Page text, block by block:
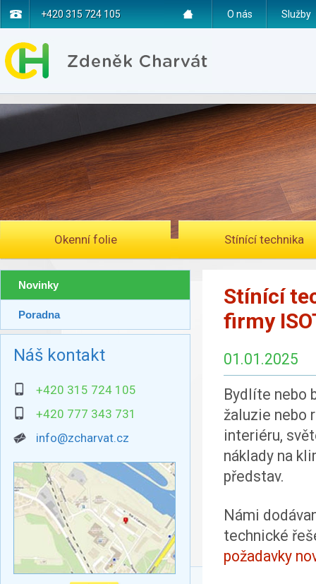
O nás Služby
+420 315 724 105
Okenní folie Stínící technika
Novinky
Poradna
Náš kontakt
+420 315 724 105
+420 777 343 731
info@zcharvat.cz
Stínící
firmy
01.01.2025
Bydlíte nebo
žaluzie nebo
interiéru,
náklady na
představ.
Námi
technické
požadavky